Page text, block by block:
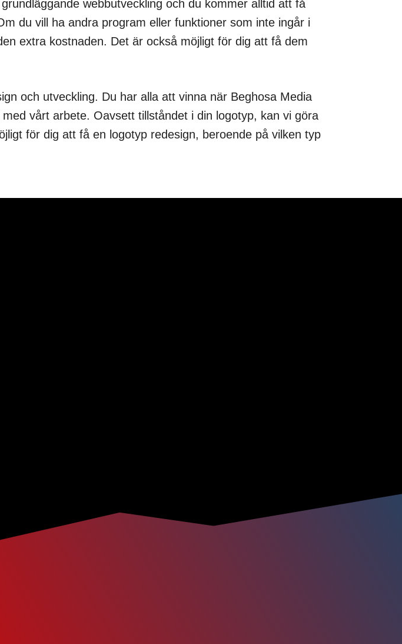
webbutveckling och du kommer alltid att få
du vill ha andra program eller funktioner som inte ingår i
extra kostnaden. Det är också möjligt för dig att få dem
och utveckling. Du har alla att vinna när Beghosa Media
vårt arbete. Oavsett tillståndet i din logotyp, kan vi göra
för dig att få en logotyp redesign, beroende på vilken typ